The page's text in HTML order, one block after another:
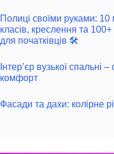
Полиці своїми руками: 10
класів, креслення та
для початківців 🛠️
Інтер’єр вузької спальні –
комфорт
Фасади та дахи: колірне